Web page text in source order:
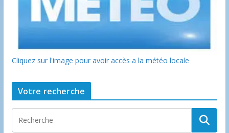
Cliquez sur l'image pour avoir accès a la météo locale
Votre recherche